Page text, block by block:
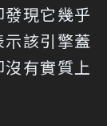
現它幾乎
該引擎蓋
有實質上